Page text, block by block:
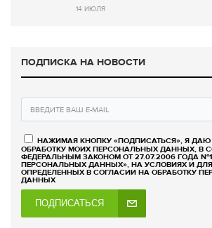
14 ИЮЛЯ
ПОДПИСКА НА НОВОСТИ
НАЖИМАЯ КНОПКУ «ПОДПИСАТЬСЯ», Я ДАЮ
ОБРАБОТКУ МОИХ ПЕРСОНАЛЬНЫХ ДАННЫХ, В
ФЕДЕРАЛЬНЫМ ЗАКОНОМ ОТ 27.07.2006 ГОДА
ПЕРСОНАЛЬНЫХ ДАННЫХ», НА УСЛОВИЯХ И
ОПРЕДЕЛЕННЫХ В СОГЛАСИИ НА ОБРАБОТКУ
ДАННЫХ
ПОДПИСАТЬСЯ